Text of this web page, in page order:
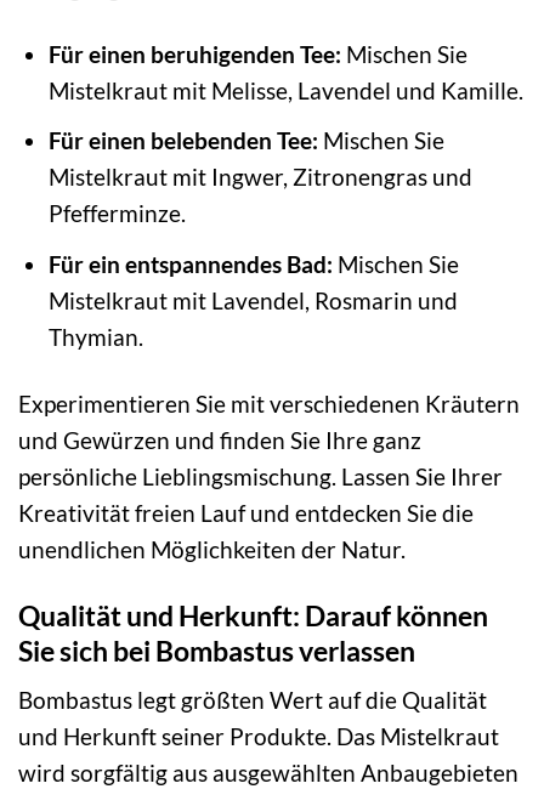
Für einen beruhigenden Tee: Mischen Sie
Mistelkraut mit Melisse, Lavendel und Kamille.
Für einen belebenden Tee: Mischen Sie
Mistelkraut mit Ingwer, Zitronengras und
Pfefferminze.
Für ein entspannendes Bad: Mischen Sie
Mistelkraut mit Lavendel, Rosmarin und
Thymian.
Experimentieren Sie mit verschiedenen Kräutern
und Gewürzen und finden Sie Ihre ganz
persönliche Lieblingsmischung. Lassen Sie Ihrer
Kreativität freien Lauf und entdecken Sie die
unendlichen Möglichkeiten der Natur.
Qualität und Herkunft: Darauf können
Sie sich bei Bombastus verlassen
Bombastus legt größten Wert auf die Qualität
und Herkunft seiner Produkte. Das Mistelkraut
wird sorgfältig aus ausgewählten Anbaugebieten